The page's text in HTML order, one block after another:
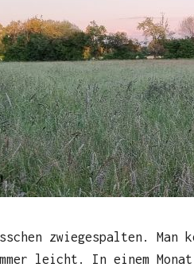
zwiegespalten. Man
leicht. In einem